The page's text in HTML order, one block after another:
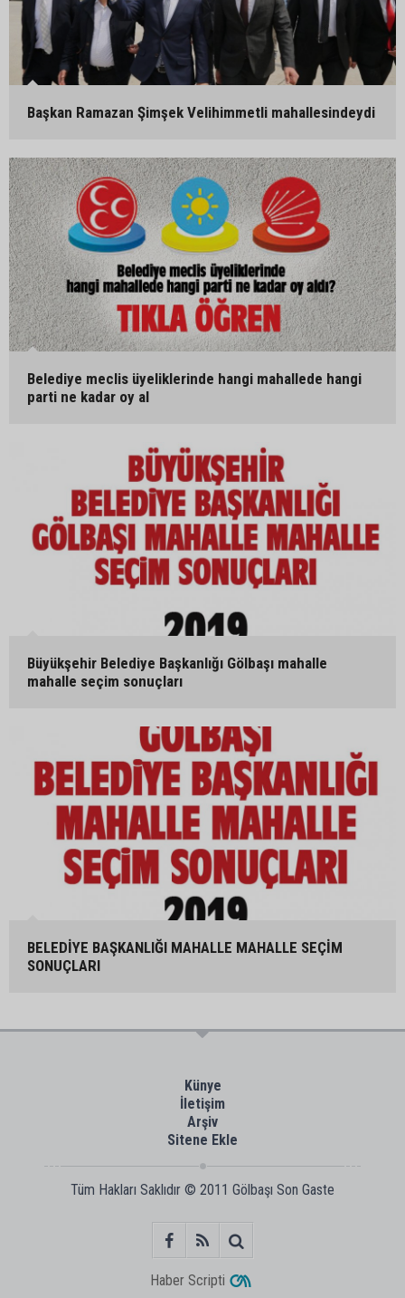
Başkan Ramazan Şimşek Velihimmetli mahallesindeydi
Belediye meclis üyeliklerinde hangi mahallede hangi
parti ne kadar oy al
Büyükşehir Belediye Başkanlığı Gölbaşı mahalle
mahalle seçim sonuçları
BELEDİYE BAŞKANLIĞI MAHALLE MAHALLE SEÇİM
SONUÇLARI
Künye
İletişim
Arşiv
Sitene Ekle
Tüm Hakları Saklıdır © 2011 Gölbaşı Son Gaste
Haber Scripti